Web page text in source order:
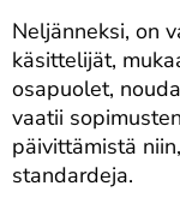
Neljänneksi, on
käsittelijät,
osapuolet,
vaatii
päivittämistä
standardeja.